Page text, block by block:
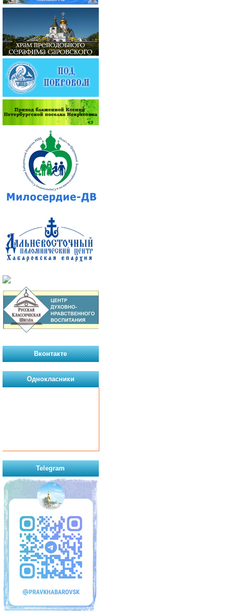
Вконтакте
Однокласники
Telegram